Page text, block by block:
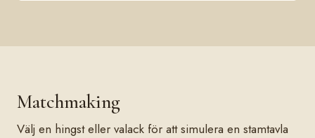
Matchmaking
Välj en hingst eller valack för att simulera en stamtavla